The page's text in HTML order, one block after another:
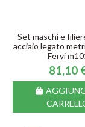
Set maschi e
acciaio legato
Fervi
81,10